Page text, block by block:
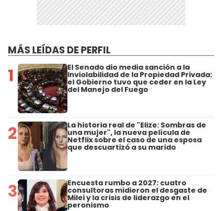
MÁS LEÍDAS DE PERFIL
1 El Senado dio media sanción a la
Inviolabilidad de la Propiedad Privada:
el Gobierno tuvo que ceder en la Ley
del Manejo del Fuego
2 La historia real de "Elize: Sombras de
una mujer", la nueva película de
Netflix sobre el caso de una esposa
que descuartizó a su marido
3 Encuesta rumbo a 2027: cuatro
consultoras midieron el desgaste de
Milei y la crisis de liderazgo en el
peronismo